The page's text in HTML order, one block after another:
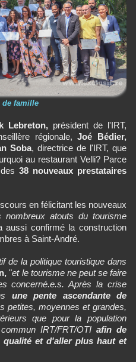
de famille
Lebreton,président de l'IRT,
régionale, Joé Bédier,
Soba, directrice de l'IRT, que
au restaurant Velli? Parce
38 nouveaux prestataires
en félicitant les nouveaux
nombreux atouts du tourisme
aussi confirmé la construction
à Saint-André.
de la politique touristique dans
"et le tourisme ne peut se faire
concerné.e.s. Après la crise
une pente ascendante de
petites, moyennes et grandes,
que pour la population
IRT/FRT/OTI afin de
et d'aller plus haut et